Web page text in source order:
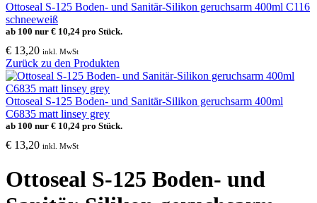
Ottoseal S-125 Boden- und Sanitär-Silikon geruchsarm 400ml C116
schneeweiß
ab 100 nur € 10,24 pro Stück.
€ 13,20 inkl. MwSt
Zurück zu den Produkten
Ottoseal S-125 Boden- und Sanitär-Silikon geruchsarm 400ml
C6835 matt linsey grey
ab 100 nur € 10,24 pro Stück.
€ 13,20 inkl. MwSt
Ottoseal S-125 Boden- und